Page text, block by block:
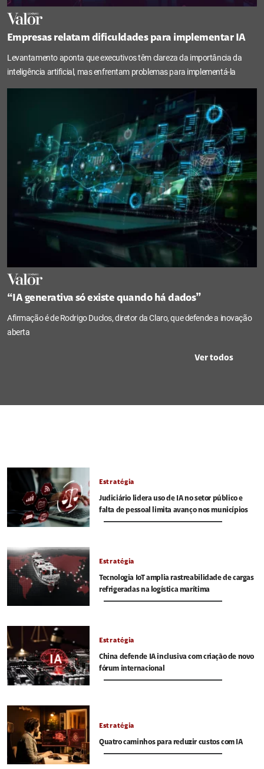
Empresas relatam dificuldades para implementar IA
Levantamento aponta que executivos têm clareza da importância da
inteligência artificial, mas enfrentam problemas para implementá-la
“IA generativa só existe quando há dados”
Afirmação é de Rodrigo Duclos, diretor da Claro, que defende a inovação
aberta
Ver todos
Estratégia
Judiciário lidera uso de IA no setor público e
falta de pessoal limita avanço nos municípios
Estratégia
Tecnologia IoT amplia rastreabilidade de cargas
refrigeradas na logística marítima
Estratégia
China defende IA inclusiva com criação de novo
fórum internacional
Estratégia
Quatro caminhos para reduzir custos com IA